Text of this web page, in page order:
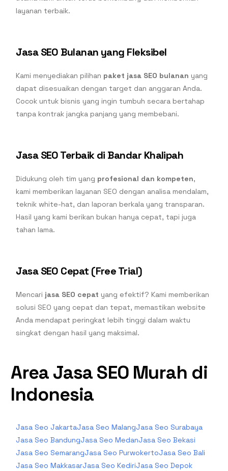
layanan terbaik.
Jasa SEO Bulanan yang Fleksibel
Kami menyediakan pilihan paket jasa SEO bulanan yang
dapat disesuaikan dengan target dan anggaran Anda.
Cocok untuk bisnis yang ingin tumbuh secara bertahap
tanpa kontrak jangka panjang yang membebani.
Jasa SEO Terbaik di Bandar Khalipah
Didukung oleh tim yang profesional dan kompeten,
kami memberikan layanan SEO dengan analisa mendalam,
teknik white-hat, dan laporan berkala yang transparan.
Hasil yang kami berikan bukan hanya cepat, tapi juga
tahan lama.
Jasa SEO Cepat (Free Trial)
Mencari jasa SEO cepat yang efektif? Kami memberikan
solusi SEO yang cepat dan tepat, memastikan website
Anda mendapat peringkat lebih tinggi dalam waktu
singkat dengan hasil yang maksimal.
Area Jasa SEO Murah di
Indonesia
Jasa Seo JakartaJasa Seo MalangJasa Seo Surabaya
Jasa Seo BandungJasa Seo MedanJasa Seo Bekasi
Jasa Seo SemarangJasa Seo PurwokertoJasa Seo Bali
Jasa Seo MakkasarJasa Seo KediriJasa Seo Depok